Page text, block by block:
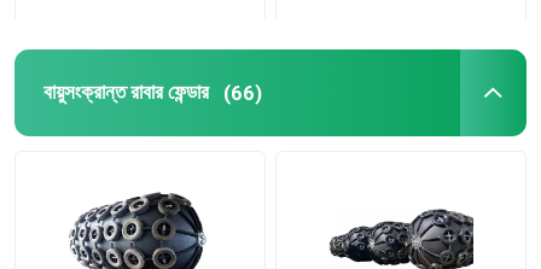
বায়ুসংক্রান্ত রাবার ফেন্ডার (66)